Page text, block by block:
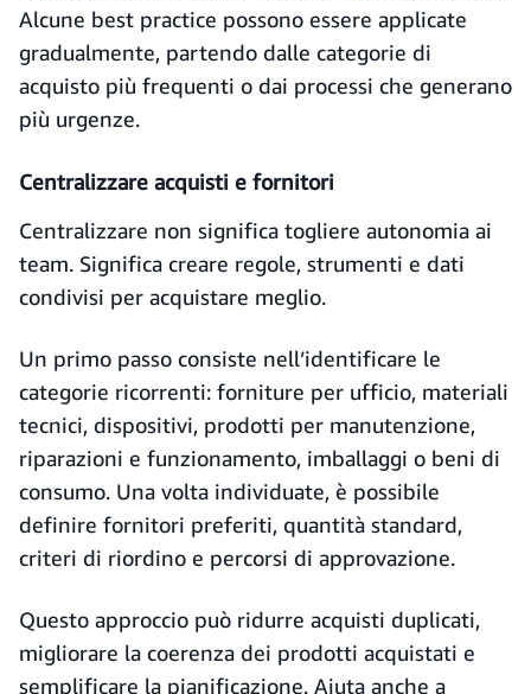
Alcune best practice possono essere applicate
gradualmente, partendo dalle categorie di
acquisto più frequenti o dai processi che generano
più urgenze.
Centralizzare acquisti e fornitori
Centralizzare non significa togliere autonomia ai
team. Significa creare regole, strumenti e dati
condivisi per acquistare meglio.
Un primo passo consiste nell’identificare le
categorie ricorrenti: forniture per ufficio, materiali
tecnici, dispositivi, prodotti per manutenzione,
riparazioni e funzionamento, imballaggi o beni di
consumo. Una volta individuate, è possibile
definire fornitori preferiti, quantità standard,
criteri di riordino e percorsi di approvazione.
Questo approccio può ridurre acquisti duplicati,
migliorare la coerenza dei prodotti acquistati e
semplificare la pianificazione. Aiuta anche a